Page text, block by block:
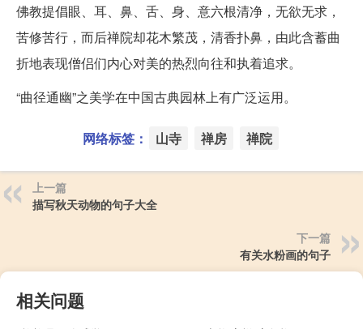
佛教提倡眼、耳、鼻、舌、身、意六根清净，无欲无求，
苦修苦行，而后禅院却花木繁茂，清香扑鼻，由此含蓄曲
折地表现僧侣们内心对美的热烈向往和执着追求。
“曲径通幽”之美学在中国古典园林上有广泛运用。
网络标签： 山寺 禅房 禅院
上一篇
描写秋天动物的句子大全
下一篇
有关水粉画的句子
相关问题